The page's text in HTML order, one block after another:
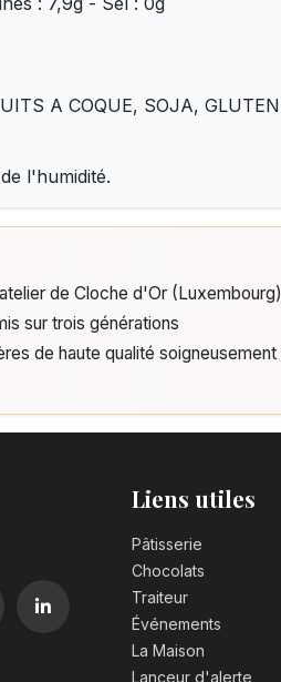
A COQUE, SOJA, GLUTEN
l'humidité.
de Cloche d'Or (Luxembourg)
sur trois générations
de haute qualité soigneusement
Liens utiles
Pâtisserie
Chocolats
Traiteur
Événements
La Maison
Lanceur d'alerte